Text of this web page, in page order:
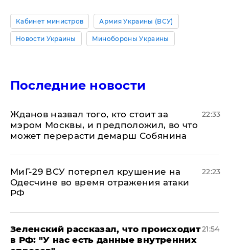
Кабинет министров Армия Украины (ВСУ)
Новости Украины Минобороны Украины
Последние новости
Жданов назвал того, кто стоит за
мэром Москвы, и предположил, во что
может перерасти демарш Собянина
22:33
МиГ-29 ВСУ потерпел крушение на
Одесчине во время отражения атаки
РФ
22:23
​Зеленский рассказал, что происходит
в РФ: "У нас есть данные внутренних
21:54